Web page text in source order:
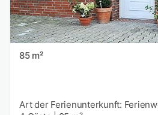
85 m²
Art der Ferienunterkunft: